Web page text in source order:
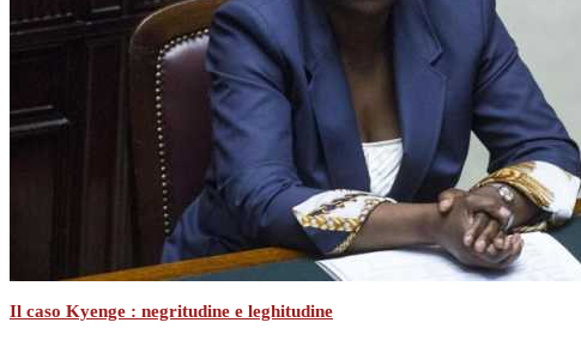
Il caso Kyenge : negritudine e leghitudine